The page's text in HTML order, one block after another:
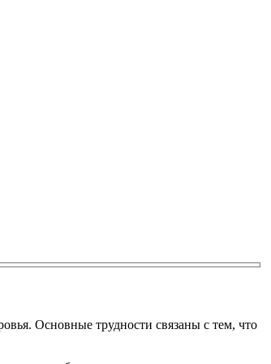
Основные трудности связаны с тем, что